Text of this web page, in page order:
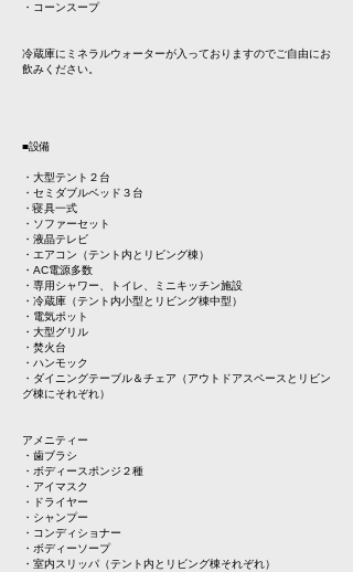
・コーンスープ
冷蔵庫にミネラルウォーターが入っておりますのでご自由にお
飲みください。
■設備
・大型テント２台
・セミダブルベッド３台
・寝具一式
・ソファーセット
・液晶テレビ
・エアコン（テント内とリビング棟）
・AC電源多数
・専用シャワー、トイレ、ミニキッチン施設
・冷蔵庫（テント内小型とリビング棟中型）
・電気ポット
・大型グリル
・焚火台
・ハンモック
・ダイニングテーブル＆チェア（アウトドアスペースとリビン
グ棟にそれぞれ）
アメニティー
・歯ブラシ
・ボディースポンジ２種
・アイマスク
・ドライヤー
・シャンプー
・コンディショナー
・ボディーソープ
・室内スリッパ（テント内とリビング棟それぞれ）